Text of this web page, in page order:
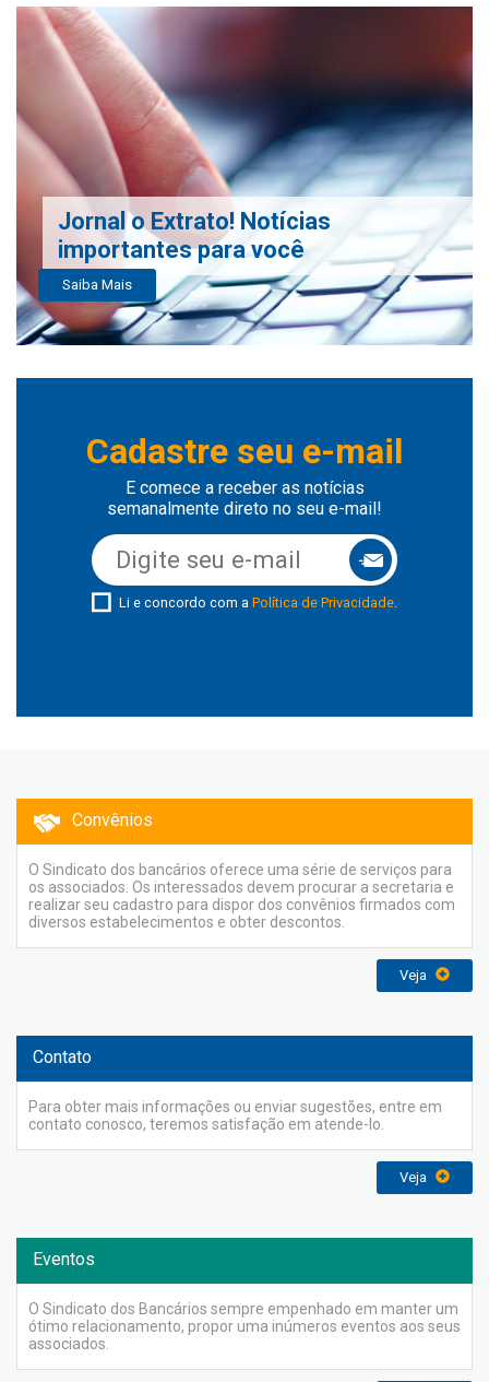
Jornal o Extrato! Notícias
importantes para você
Saiba Mais
Cadastre seu e-mail
E comece a receber as notícias
semanalmente direto no seu e-mail!
Li e concordo com a Política de Privacidade
Convênios
O Sindicato dos bancários oferece uma série de serviços para
os associados. Os interessados devem procurar a secretaria e
realizar seu cadastro para dispor dos convênios firmados com
diversos estabelecimentos e obter descontos.
Veja
Contato
Para obter mais informações ou enviar sugestões, entre em
contato conosco, teremos satisfação em atende-lo.
Veja
Eventos
O Sindicato dos Bancários sempre empenhado em manter um
ótimo relacionamento, propor uma inúmeros eventos aos seus
associados.